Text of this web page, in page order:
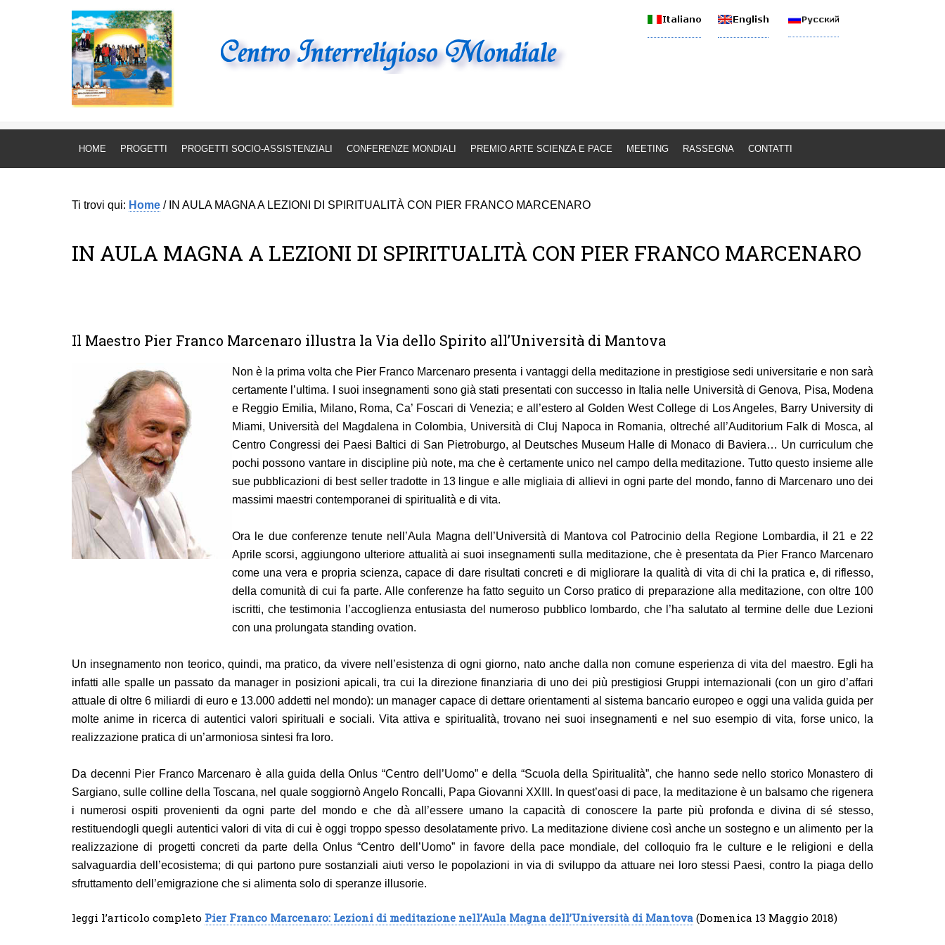
Associazione interreligiosa a carattere internazionale
HOME PROGETTI PROGETTI SOCIO-ASSISTENZIALI CONFERENZE MONDIALI PREMIO ARTE SCIENZA E PACE MEETING RASSEGNA CONTATTI
Ti trovi qui: Home /IN AULA MAGNA A LEZIONI DI SPIRITUALITÀ CON PIER FRANCO MARCENARO
IN AULA MAGNA A LEZIONI DI SPIRITUALITÀ CON PIER FRANCO MARCENARO
Il Maestro Pier Franco Marcenaro illustra la Via dello Spirito all’Università di Mantova
Non è la prima volta che Pier Franco Marcenaro presenta i vantaggi della meditazione in prestigiose sedi universitarie e non sarà
certamente l’ultima. I suoi insegnamenti sono già stati presentati con successo in Italia nelle Università di Genova, Pisa, Modena
e Reggio Emilia, Milano, Roma, Ca’ Foscari di Venezia; e all’estero al Golden West College di Los Angeles, Barry University di
Miami, Università del Magdalena in Colombia, Università di Cluj Napoca in Romania, oltreché all’Auditorium Falk di Mosca, al
Centro Congressi dei Paesi Baltici di San Pietroburgo, al Deutsches Museum Halle di Monaco di Baviera… Un curriculum che
pochi possono vantare in discipline più note, ma che è certamente unico nel campo della meditazione. Tutto questo insieme alle
sue pubblicazioni di best seller tradotte in 13 lingue e alle migliaia di allievi in ogni parte del mondo, fanno di Marcenaro uno dei
massimi maestri contemporanei di spiritualità e di vita.
Ora le due conferenze tenute nell’Aula Magna dell’Università di Mantova col Patrocinio della Regione Lombardia, il 21 e 22
Aprile scorsi, aggiungono ulteriore attualità ai suoi insegnamenti sulla meditazione, che è presentata da Pier Franco Marcenaro
come una vera e propria scienza, capace di dare risultati concreti e di migliorare la qualità di vita di chi la pratica e, di riflesso,
della comunità di cui fa parte. Alle conferenze ha fatto seguito un Corso pratico di preparazione alla meditazione, con oltre 100
iscritti, che testimonia l’accoglienza entusiasta del numeroso pubblico lombardo, che l’ha salutato al termine delle due Lezioni
con una prolungata standing ovation.
Un insegnamento non teorico, quindi, ma pratico, da vivere nell’esistenza di ogni giorno, nato anche dalla non comune esperienza di vita del maestro. Egli ha
infatti alle spalle un passato da manager in posizioni apicali, tra cui la direzione finanziaria di uno dei più prestigiosi Gruppi internazionali (con un giro d’affari
attuale di oltre 6 miliardi di euro e 13.000 addetti nel mondo): un manager capace di dettare orientamenti al sistema bancario europeo e oggi una valida guida per
molte anime in ricerca di autentici valori spirituali e sociali. Vita attiva e spiritualità, trovano nei suoi insegnamenti e nel suo esempio di vita, forse unico, la
realizzazione pratica di un’armoniosa sintesi fra loro.
Da decenni Pier Franco Marcenaro è alla guida della Onlus “Centro dell’Uomo” e della “Scuola della Spiritualità”, che hanno sede nello storico Monastero di
Sargiano, sulle colline della Toscana, nel quale soggiornò Angelo Roncalli, Papa Giovanni XXIII. In quest’oasi di pace, la meditazione è un balsamo che rigenera
i numerosi ospiti provenienti da ogni parte del mondo e che dà all’essere umano la capacità di conoscere la parte più profonda e divina di sé stesso,
restituendogli quegli autentici valori di vita di cui è oggi troppo spesso desolatamente privo. La meditazione diviene così anche un sostegno e un alimento per la
realizzazione di progetti concreti da parte della Onlus “Centro dell’Uomo” in favore della pace mondiale, del colloquio fra le culture e le religioni e della
salvaguardia dell’ecosistema; di qui partono pure sostanziali aiuti verso le popolazioni in via di sviluppo da attuare nei loro stessi Paesi, contro la piaga dello
sfruttamento dell’emigrazione che si alimenta solo di speranze illusorie.
leggi l’articolo completo Pier Franco Marcenaro: Lezioni di meditazione nell’Aula Magna dell’Università di Mantova (Domenica 13 Maggio 2018)